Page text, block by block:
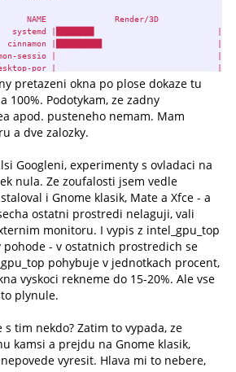
NAME
xdg-
pretazeni okna po plose dokaze tu
100%. Podotykam, ze zadny
apod. pusteneho nemam. Mam
a dve zalozky.
Googleni, experimenty s ovladaci na
nula. Ze zoufalosti jsem vedle
i Gnome klasik, Mate a Xfce - a
ostatni prostredi nelaguji, vali
monitoru. I vypis z intel_gpu_top
pohode - v ostatnich prostredich se
pohybuje v jednotkach procent,
vyskoci rekneme do 15-20%. Ale vse
plynule.
s tim nekdo? Zatim to vypada, ze
kamsi a prejdu na Gnome klasik,
vyresit. Hlava mi to nebere,